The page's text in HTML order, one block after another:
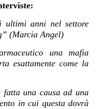
ultimi anni nel settore
(Marcia Angel)
una mafia
esattamente come la
una causa ad una
in cui questa dovrà